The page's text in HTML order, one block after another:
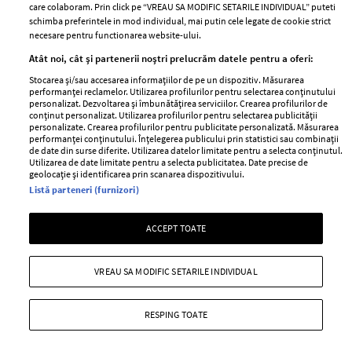
RECOMANDARI
care colaboram. Prin click pe “VREAU SA MODIFIC SETARILE INDIVIDUAL” puteti
schimba preferintele in mod individual, mai putin cele legate de cookie strict
necesare pentru functionarea website-ului.
Atât noi, cât și partenerii noștri prelucrăm datele pentru a oferi:
Stocarea și/sau accesarea informațiilor de pe un dispozitiv. Măsurarea
performanței reclamelor. Utilizarea profilurilor pentru selectarea conținutului
personalizat. Dezvoltarea și îmbunătățirea serviciilor. Crearea profilurilor de
conținut personalizat. Utilizarea profilurilor pentru selectarea publicității
personalizate. Crearea profilurilor pentru publicitate personalizată. Măsurarea
performanței conținutului. Înțelegerea publicului prin statistici sau combinații
de date din surse diferite. Utilizarea datelor limitate pentru a selecta conținutul.
Utilizarea de date limitate pentru a selecta publicitatea. Date precise de
geolocație și identificarea prin scanarea dispozitivului.
Listă parteneri (furnizori)
ACCEPT TOATE
RESPING TOATE
VREAU SA MODIFIC SETARILE INDIVIDUAL